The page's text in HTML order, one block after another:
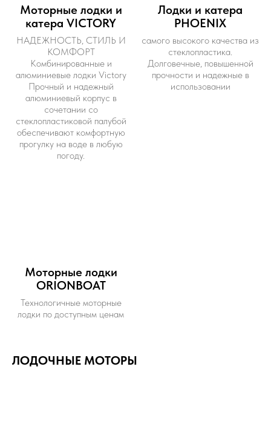
Моторные лодки и
катера VICTORY
НАДЕЖНОСТЬ, СТИЛЬ И
КОМФОРТ
Комбинированные и
алюминиевые лодки Victory
Прочный и надежный
алюминиевый корпус в
сочетании со
стеклопластиковой палубой
обеспечивают комфортную
прогулку на воде в любую
погоду.
Лодки и катера
PHOENIX
самого высокого качества из
стеклопластика.
Долговечные, повышенной
прочности и надежные в
использовании
Моторные лодки
ORIONBOAT
Технологичные моторные
лодки по доступным ценам
ЛОДОЧНЫЕ МОТОРЫ